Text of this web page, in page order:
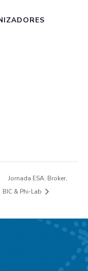
Jornada ESA: Broker,
BIC & Phi-Lab